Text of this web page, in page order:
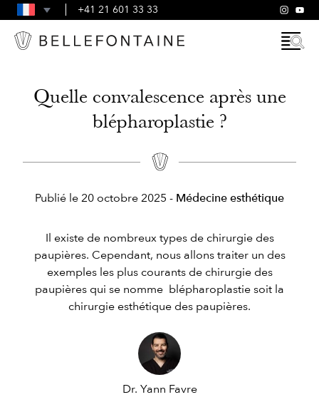
FAQ
CONDITIONS GÉNÉRALES
+41 21 601 33 33
Quelle convalescence après une
blépharoplastie ?
Publié le20 octobre 2025 - Médecine esthétique
Il existe de nombreux types de chirurgie des
paupières. Cependant, nous allons traiter un des
exemples les plus courants de chirurgie des
paupières qui se nomme blépharoplastie soit la
chirurgie esthétique des paupières.
Dr. Yann Favre